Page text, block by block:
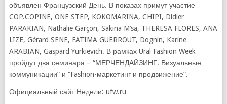
объявлен Французский День. В показах примут участие
COP.COPINE, ONE STEP, KOKOMARINA, CHIPI, Didier
PARAKIAN, Nathalie Garçon, Sakina M’sa, THERESA FLORES, ANA
LIZE, Gérard SENE, FATIMA GUERROUT, Dognin, Karine
ARABIAN, Gaspard Yurkievich. В рамках Ural Fashion Week
пройдут два семинара – “МЕРЧЕНДАЙЗИНГ. Визуальные
коммуникации” и “Fashion-маркетинг и продвижение”.
Официальный сайт Недели: ufw.ru